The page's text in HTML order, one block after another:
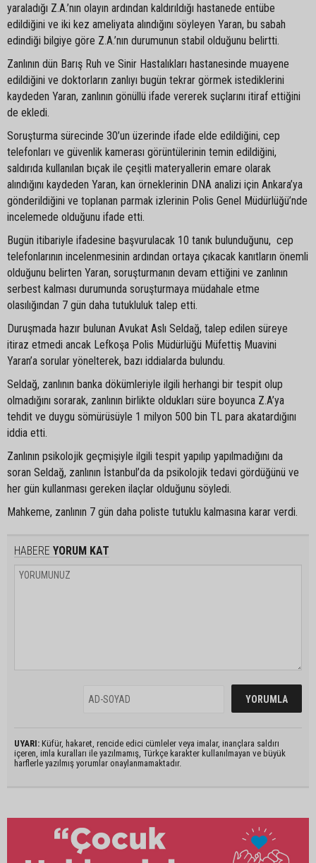
yaraladığı Z.A.’nın olayın ardından kaldırıldığı hastanede entübe
edildiğini ve iki kez ameliyata alındığını söyleyen Yaran, bu sabah
edindiği bilgiye göre Z.A.’nın durumunun stabil olduğunu belirtti.
Zanlının dün Barış Ruh ve Sinir Hastalıkları hastanesinde muayene
edildiğini ve doktorların zanlıyı bugün tekrar görmek istediklerini
kaydeden Yaran, zanlının gönüllü ifade vererek suçlarını itiraf ettiğini
de ekledi.
Soruşturma sürecinde 30’un üzerinde ifade elde edildiğini, cep
telefonları ve güvenlik kamerası görüntülerinin temin edildiğini,
saldırıda kullanılan bıçak ile çeşitli materyallerin emare olarak
alındığını kaydeden Yaran, kan örneklerinin DNA analizi için Ankara’ya
gönderildiğini ve toplanan parmak izlerinin Polis Genel Müdürlüğü’nde
incelemede olduğunu ifade etti.
Bugün itibariyle ifadesine başvurulacak 10 tanık bulunduğunu, cep
telefonlarının incelenmesinin ardından ortaya çıkacak kanıtların önemli
olduğunu belirten Yaran, soruşturmanın devam ettiğini ve zanlının
serbest kalması durumunda soruşturmaya müdahale etme
olasılığından 7 gün daha tutukluluk talep etti.
Duruşmada hazır bulunan Avukat Aslı Seldağ, talep edilen süreye
itiraz etmedi ancak Lefkoşa Polis Müdürlüğü Müfettiş Muavini
Yaran’a sorular yönelterek, bazı iddialarda bulundu.
Seldağ, zanlının banka dökümleriyle ilgili herhangi bir tespit olup
olmadığını sorarak, zanlının birlikte oldukları süre boyunca Z.A’ya
tehdit ve duygu sömürüsüyle 1 milyon 500 bin TL para akatardığını
iddia etti.
Zanlının psikolojik geçmişiyle ilgili tespit yapılıp yapılmadığını da
soran Seldağ, zanlının İstanbul’da da psikolojik tedavi gördüğünü ve
her gün kullanması gereken ilaçlar olduğunu söyledi.
Mahkeme, zanlının 7 gün daha poliste tutuklu kalmasına karar verdi.
HABERE YORUM KAT
UYARI: Küfür, hakaret, rencide edici cümleler veya imalar, inançlara saldırı
içeren, imla kuralları ile yazılmamış, Türkçe karakter kullanılmayan ve büyük
harflerle yazılmış yorumlar onaylanmamaktadır.